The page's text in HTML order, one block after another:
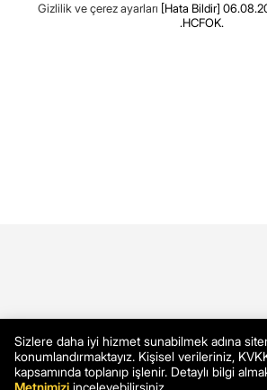
Gizlilik ve çerez ayarları [Hata Bildir]
.HCFOK.
Sizlere daha iyi hizmet sunabilmek adına
konumlandırmaktayız. Kişisel verileriniz,
kapsamında toplanıp işlenir. Detaylı bilgi
Metnimizi inceleyebilirsiniz.